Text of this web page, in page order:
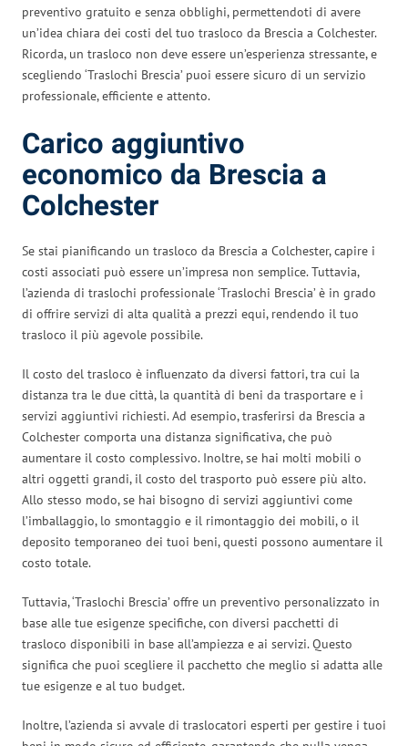
preventivo gratuito e senza obblighi, permettendoti di avere
un’idea chiara dei costi del tuo trasloco da Brescia a Colchester.
Ricorda, un trasloco non deve essere un’esperienza stressante, e
scegliendo ‘Traslochi Brescia’ puoi essere sicuro di un servizio
professionale, efficiente e attento.
Carico aggiuntivo
economico da Brescia a
Colchester
Se stai pianificando un trasloco da Brescia a Colchester, capire i
costi associati può essere un’impresa non semplice. Tuttavia,
l’azienda di traslochi professionale ‘Traslochi Brescia’ è in grado
di offrire servizi di alta qualità a prezzi equi, rendendo il tuo
trasloco il più agevole possibile.
Il costo del trasloco è influenzato da diversi fattori, tra cui la
distanza tra le due città, la quantità di beni da trasportare e i
servizi aggiuntivi richiesti. Ad esempio, trasferirsi da Brescia a
Colchester comporta una distanza significativa, che può
aumentare il costo complessivo. Inoltre, se hai molti mobili o
altri oggetti grandi, il costo del trasporto può essere più alto.
Allo stesso modo, se hai bisogno di servizi aggiuntivi come
l’imballaggio, lo smontaggio e il rimontaggio dei mobili, o il
deposito temporaneo dei tuoi beni, questi possono aumentare il
costo totale.
Tuttavia, ‘Traslochi Brescia’ offre un preventivo personalizzato in
base alle tue esigenze specifiche, con diversi pacchetti di
trasloco disponibili in base all’ampiezza e ai servizi. Questo
significa che puoi scegliere il pacchetto che meglio si adatta alle
tue esigenze e al tuo budget.
Inoltre, l’azienda si avvale di traslocatori esperti per gestire i tuoi